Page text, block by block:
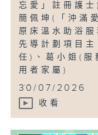
忘愛」註冊護士
簡佩坤(「沖滿
原床溫水助浴服
先導計劃項目主
任)、葛小姐(服
用者家屬)
...
30/07/2026
收看